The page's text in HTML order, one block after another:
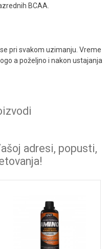
BCAA.
pri svakom uzimanju. Vreme
a poželjno i nakon ustajanja
adresi, popusti,